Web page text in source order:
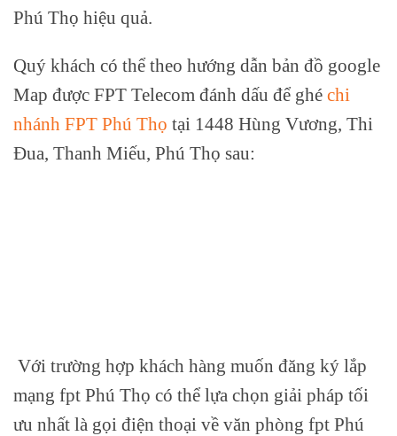
Phú Thọ hiệu quả.
Quý khách có thể theo hướng dẫn bản đồ google
Map được FPT Telecom đánh dấu để ghé chi
nhánh FPT Phú Thọ tại 1448 Hùng Vương, Thi
Đua, Thanh Miếu, Phú Thọ sau:
Với trường hợp khách hàng muốn đăng ký lắp
mạng fpt Phú Thọ có thể lựa chọn giải pháp tối
ưu nhất là gọi điện thoại về văn phòng fpt Phú